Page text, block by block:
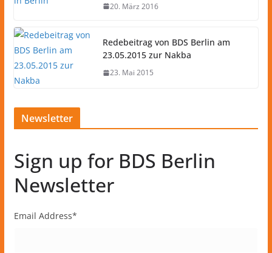
20. März 2016
Redebeitrag von BDS Berlin am
23.05.2015 zur Nakba
23. Mai 2015
Newsletter
Sign up for BDS Berlin
Newsletter
Email Address*